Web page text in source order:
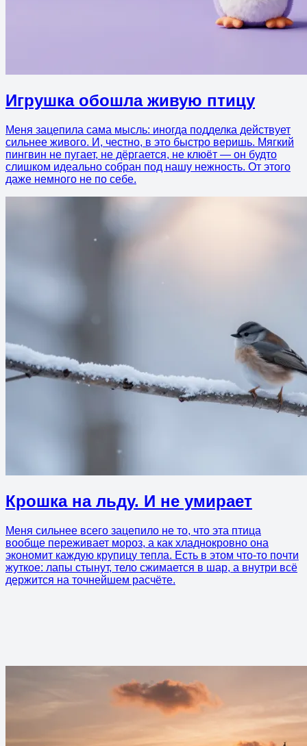
Игрушка обошла живую птицу
Меня зацепила сама мысль: иногда подделка действует
сильнее живого. И, честно, в это быстро веришь. Мягкий
пингвин не пугает, не дёргается, не клюёт — он будто
слишком идеально собран под нашу нежность. От этого
даже немного не по себе.
Крошка на льду. И не умирает
Меня сильнее всего зацепило не то, что эта птица
вообще переживает мороз, а как хладнокровно она
экономит каждую крупицу тепла. Есть в этом что-то почти
жуткое: лапы стынут, тело сжимается в шар, а внутри всё
держится на точнейшем расчёте.